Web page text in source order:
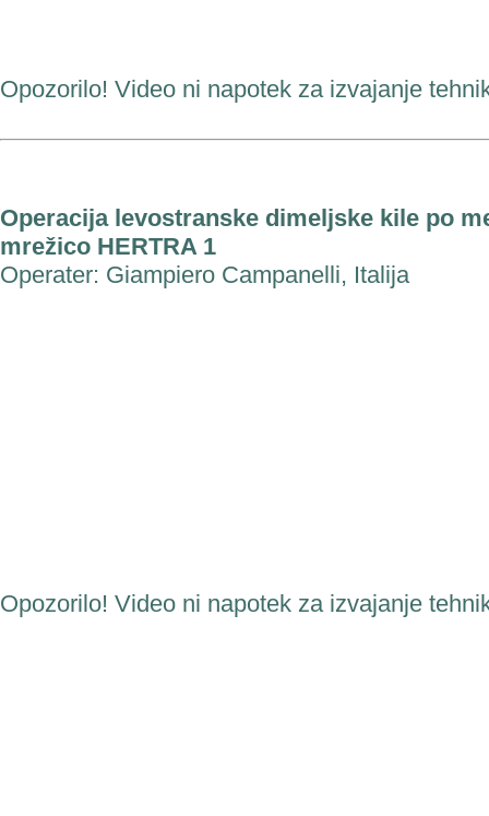
Opozorilo! Video ni napotek za izvajanje
Operacija levostranske dimeljske kile po
mrežico HERTRA 1
Operater: Giampiero Campanelli, Italija
Opozorilo! Video ni napotek za izvajanje